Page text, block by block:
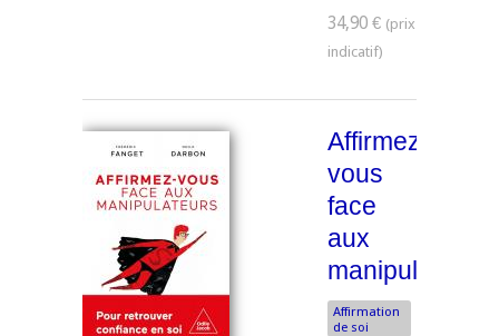
34,90 €
Affirmez-
vous
face
aux
manipulateurs
Affirmation
de soi